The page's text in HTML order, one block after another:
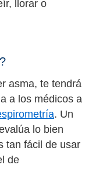
llorar o
asma, te tendrá
a los médicos a
. Un
lo bien
tan fácil de usar
de